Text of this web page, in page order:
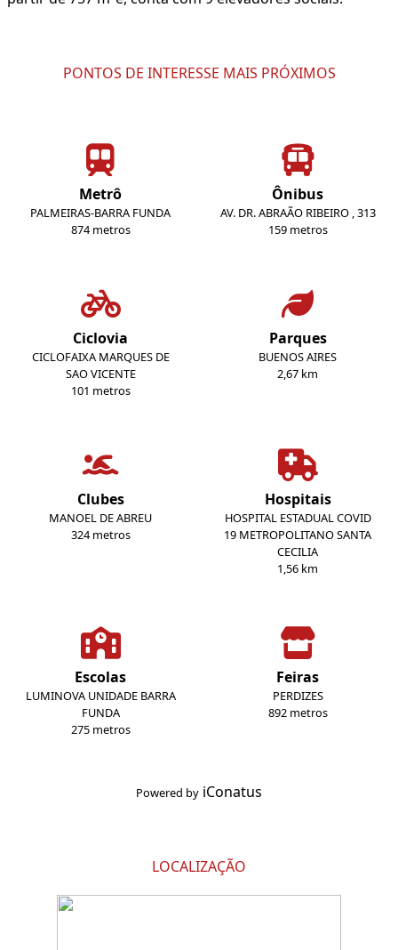
PONTOS DE INTERESSE MAIS PRÓXIMOS
Metrô
PALMEIRAS-BARRA FUNDA
874 metros
Ônibus
AV. DR. ABRAÃO RIBEIRO , 313
159 metros
Ciclovia
CICLOFAIXA MARQUES DE
SAO VICENTE
101 metros
Parques
BUENOS AIRES
2,67 km
Clubes
MANOEL DE ABREU
324 metros
Hospitais
HOSPITAL ESTADUAL COVID
19 METROPOLITANO SANTA
CECILIA
1,56 km
Escolas
LUMINOVA UNIDADE BARRA
FUNDA
275 metros
Feiras
PERDIZES
892 metros
Powered by iConatus
LOCALIZAÇÃO